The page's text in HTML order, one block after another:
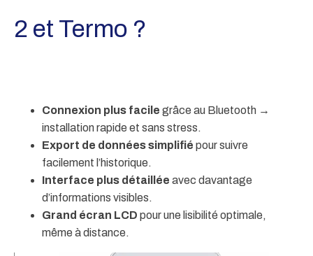
2 et Termo ?
Connexion plus facile grâce au Bluetooth →
installation rapide et sans stress.
Export de données simplifié pour suivre
facilement l’historique.
Interface plus détaillée avec davantage
d’informations visibles.
Grand écran LCD pour une lisibilité optimale,
même à distance.